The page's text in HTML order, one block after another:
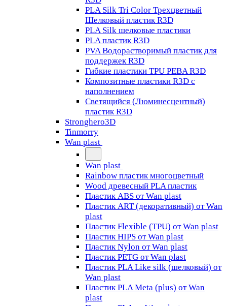
PLA Silk Tri Color Трехцветный
Шелковый пластик R3D
PLA Silk шелковые пластики
PLA пластик R3D
PVA Водорастворимый пластик для
поддержек R3D
Гибкие пластики TPU PEBA R3D
Композитные пластики R3D с
наполнением
Светящийся (Люминесцентный)
пластик R3D
Stronghero3D
Tinmorry
Wan plast
Wan plast
Rainbow пластик многоцветный
Wood древесный PLA пластик
Пластик ABS от Wan plast
Пластик ART (декоративный) от Wan
plast
Пластик Flexible (TPU) от Wan plast
Пластик HIPS от Wan plast
Пластик Nylon от Wan plast
Пластик PETG от Wan plast
Пластик PLA Like silk (шелковый) от
Wan plast
Пластик PLA Meta (plus) от Wan
plast